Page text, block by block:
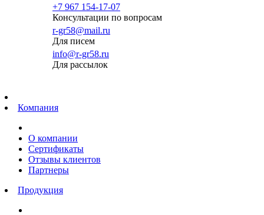
+7 967 154-17-07
Консультации по вопросам
r-gr58@mail.ru
Для писем
info@r-gr58.ru
Для рассылок
Компания
О компании
Сертификаты
Отзывы клиентов
Партнеры
Продукция